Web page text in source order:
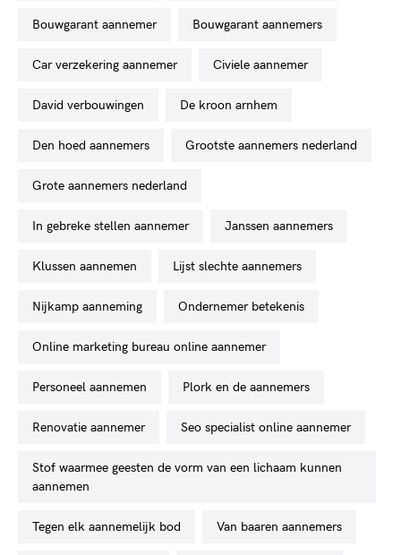
bouwgarant aannemer bouwgarant aannemers
car verzekering aannemer civiele aannemer
david verbouwingen de kroon arnhem
den hoed aannemers grootste aannemers nederland
grote aannemers nederland
in gebreke stellen aannemer janssen aannemers
klussen aannemen lijst slechte aannemers
nijkamp aanneming ondernemer betekenis
online marketing bureau online aannemer
personeel aannemen plork en de aannemers
renovatie aannemer seo specialist online aannemer
stof waarmee geesten de vorm van een lichaam kunnen
aannemen
tegen elk aannemelijk bod van baaren aannemers